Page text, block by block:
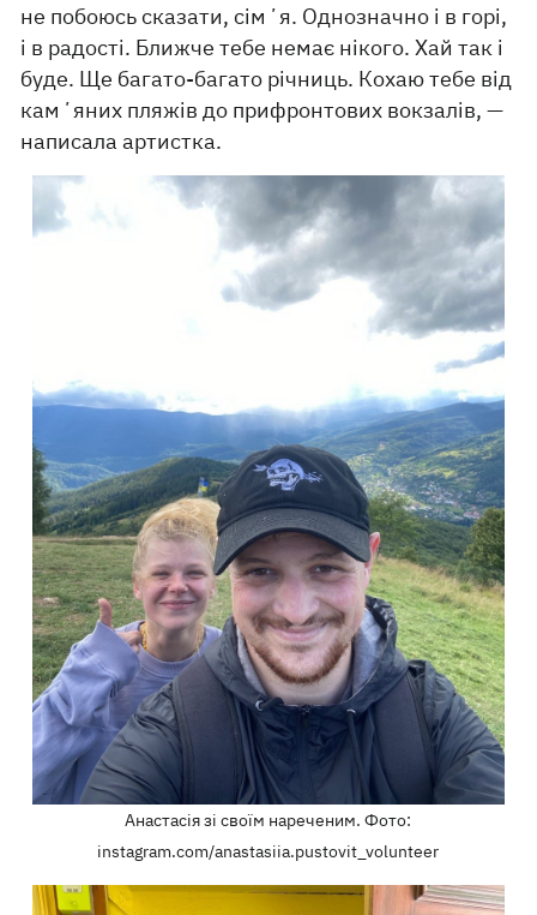
не побоюсь сказати, сімʼя. Однозначно і в горі,
і в радості. Ближче тебе немає нікого. Хай так і
буде. Ще багато-багато річниць. Кохаю тебе від
камʼяних пляжів до прифронтових вокзалів, —
написала артистка.
Анастасія зі своїм нареченим. Фото:
instagram.com/anastasiia.pustovit_volunteer